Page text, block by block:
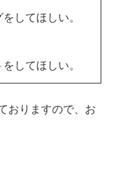
してほしい。
してほしい。
おりますので、お